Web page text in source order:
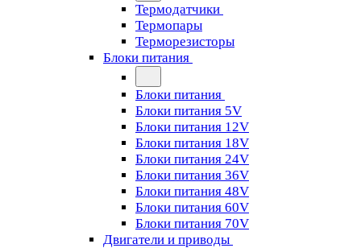
Термодатчики
Термопары
Терморезисторы
Блоки питания
Блоки питания
Блоки питания 5V
Блоки питания 12V
Блоки питания 18V
Блоки питания 24V
Блоки питания 36V
Блоки питания 48V
Блоки питания 60V
Блоки питания 70V
Двигатели и приводы